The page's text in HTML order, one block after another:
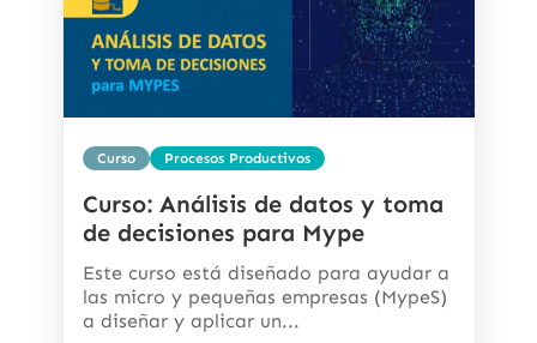
Curso Procesos Productivos
Curso: Análisis de datos y toma
de decisiones para Mype
Este curso está diseñado para ayudar a
las micro y pequeñas empresas (MypeS)
a diseñar y aplicar un...